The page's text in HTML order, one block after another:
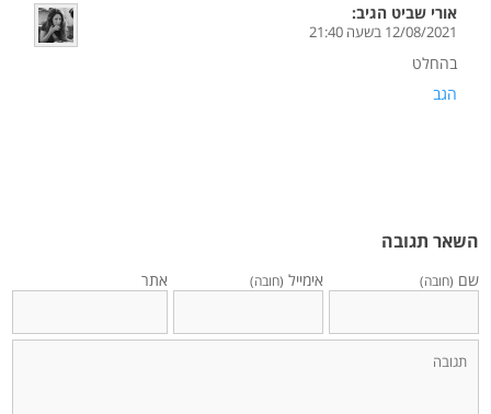
אורי שביט הגיב:
12/08/2021 בשעה 21:40
בהחלט
הגב
השאר תגובה
שם (חובה) אימייל (חובה) אתר